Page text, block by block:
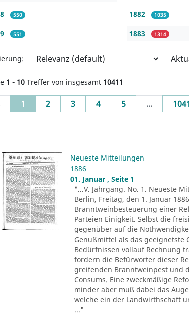
550
551
1882 1035
1883 1314
1 - 10 Treffer von insgesamt 10411
1 (current)
2 3 4 5 ...
Neueste Mitteilungen
1886
01. Januar , Seite 1
"...V. Jahrgang. No. 1. Neueste
Berlin, Freitag, den 1. Januar
Branntweinbesteuerung einer
Parteien Einigkeit. Selbst die
gegenüber auf die
Genußmittel als das
Bedürfnissen vollauf Rechnung
fordern die Befürworter dieser
greifenden Branntweinpest und
Consums. Eine zweckmäßige
minder aber muß dabei das
welche ein der Landwirthschaft
..."